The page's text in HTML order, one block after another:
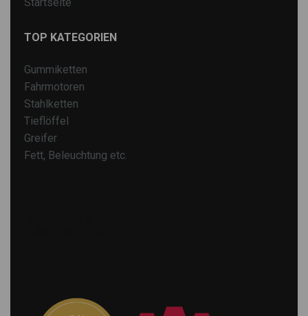
TOP KATEGORIEN
Gummiketten
Fahrmotoren
Stahlketten
Tieflöffel
Greifer
Fett, Beleuchtung etc.